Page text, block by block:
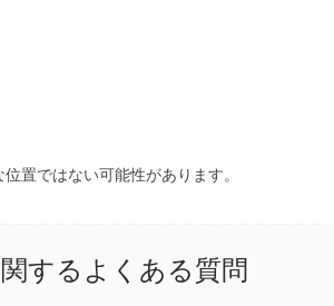
置ではない可能性があります。
するよくある質問